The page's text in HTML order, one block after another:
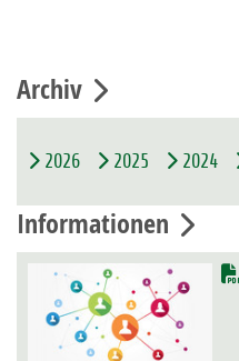
Archiv
2026 2025 2024
Informationen